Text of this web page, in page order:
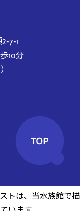
7-1
10分
トは、当水族館で描